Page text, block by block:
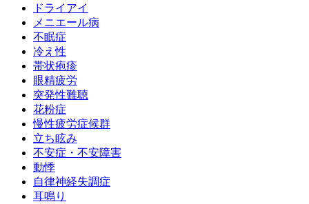
ドライアイ
メニエール病
不眠症
冷え性
帯状疱疹
眼精疲労
突発性難聴
花粉症
慢性疲労症候群
立ち眩み
不安症・不安障害
動悸
自律神経失調症
耳鳴り